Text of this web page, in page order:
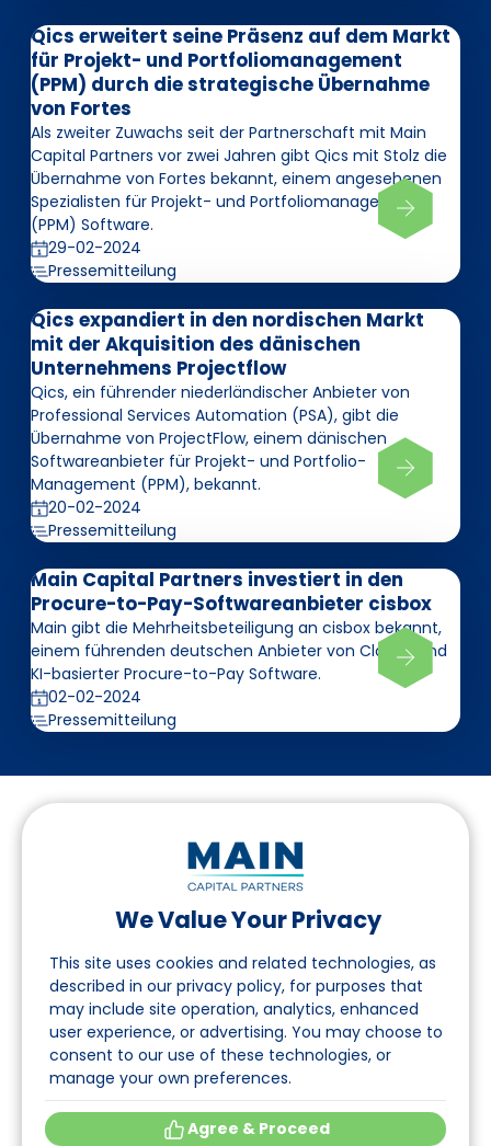
We Value Your Privacy
This site uses cookies and related technologies, as
described in our privacy policy, for purposes that
may include site operation, analytics, enhanced
user experience, or advertising. You may choose to
consent to our use of these technologies, or
manage your own preferences.
Agree & Proceed
Qics erweitert seine Präsenz auf dem Markt
für Projekt- und Portfoliomanagement
(PPM) durch die strategische Übernahme
von Fortes
Als zweiter Zuwachs seit der Partnerschaft mit Main
Capital Partners vor zwei Jahren gibt Qics mit Stolz die
Übernahme von Fortes bekannt, einem angesehenen
Spezialisten für Projekt- und Portfoliomanagement
(PPM) Software.
29-02-2024
Pressemitteilung
Qics expandiert in den nordischen Markt
mit der Akquisition des dänischen
Unternehmens Projectflow
Qics, ein führender niederländischer Anbieter von
Professional Services Automation (PSA), gibt die
Übernahme von ProjectFlow, einem dänischen
Softwareanbieter für Projekt- und Portfolio-
Management (PPM), bekannt.
20-02-2024
Pressemitteilung
Main Capital Partners investiert in den
Procure-to-Pay-Softwareanbieter cisbox
Main gibt die Mehrheitsbeteiligung an cisbox bekannt,
einem führenden deutschen Anbieter von Cloud- und
KI-basierter Procure-to-Pay Software.
02-02-2024
Pressemitteilung
Folgen Sie uns auf LinkedIn
Seite
Über uns
Veranstaltungen